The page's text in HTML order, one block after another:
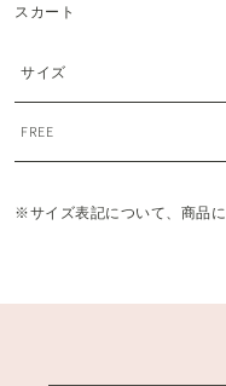
スカート
サイズ
FREE
※サイズ表記について、商品